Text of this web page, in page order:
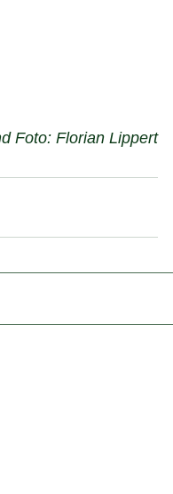
Foto: Florian Lippert